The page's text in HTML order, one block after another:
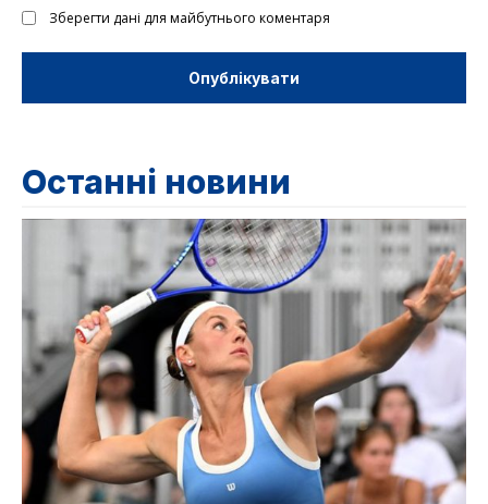
Зберегти дані для майбутнього коментаря
Останні новини